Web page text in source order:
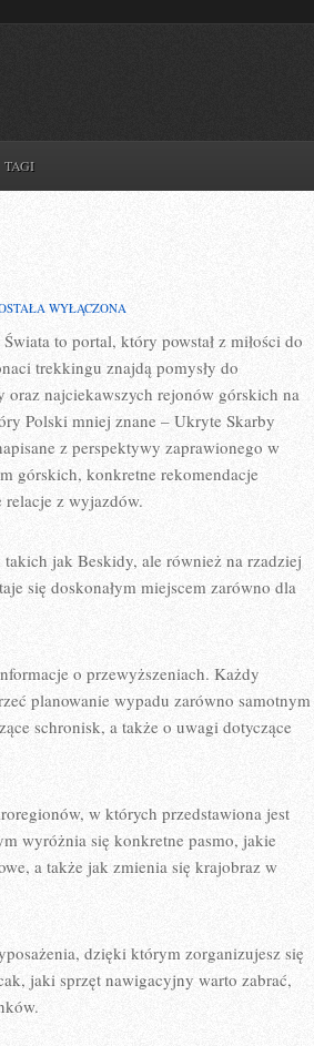
TAGI
WYŁĄCZONA
to portal, który powstał z miłości do
trekkingu znajdą pomysły do
najciekawszych rejonów górskich na
Polski mniej znane – Ukryte Skarby
z perspektywy zaprawionego w
górskich, konkretne rekomendacje
z wyjazdów.
jak Beskidy, ale również na rzadziej
się doskonałym miejscem zarówno dla
o przewyższeniach. Każdy
planowanie wypadu zarówno samotnym
schronisk, a także o uwagi dotyczące
w których przedstawiona jest
wyróżnia się konkretne pasmo, jakie
a także jak zmienia się krajobraz w
dzięki którym zorganizujesz się
jaki sprzęt nawigacyjny warto zabrać,